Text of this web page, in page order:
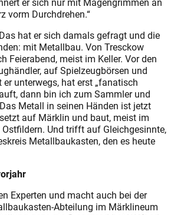
vorm Durchdrehen.“
hat er sich damals gefragt und die
mit Metallbau. Von Tresckow
Feierabend, meist im Keller. Vor den
auf Spielzeugbörsen und
unterwegs, hat erst „fanatisch
dann bin ich zum Sammler und
Metall in seinen Händen ist jetzt
auf Märklin und baut, meist im
Und trifft auf Gleichgesinnte,
Metallbaukasten, den es heute
Experten und macht auch bei der
Abteilung im Märklineum